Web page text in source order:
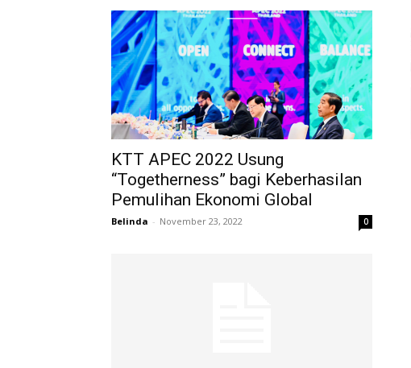
KTT APEC 2022 Usung
“Togetherness” bagi Keberhasilan
Pemulihan Ekonomi Global
Belinda - November 23, 2022 0